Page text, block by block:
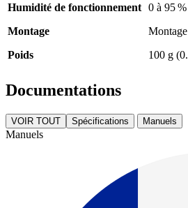
Humidité de fonctionnement 0 à 95
Montage
Poids
100 g
Documentations
VOIR TOUT Spécifications Manuels
Manuels